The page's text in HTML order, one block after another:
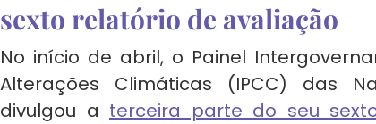
sexto relatório de avaliação
No início de abril, o Painel
Alterações Climáticas (IPCC) das
divulgou a terceira parte do seu